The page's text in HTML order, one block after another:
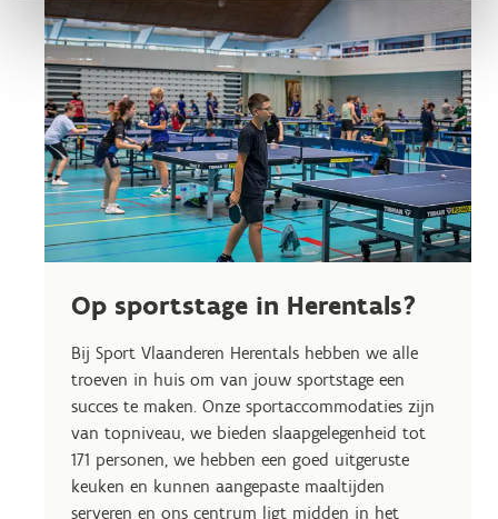
Op sportstage in Herentals?
Bij Sport Vlaanderen Herentals hebben we alle
troeven in huis om van jouw sportstage een
succes te maken. Onze sportaccommodaties zijn
van topniveau, we bieden slaapgelegenheid tot
171 personen, we hebben een goed uitgeruste
keuken en kunnen aangepaste maaltijden
serveren en ons centrum ligt midden in het